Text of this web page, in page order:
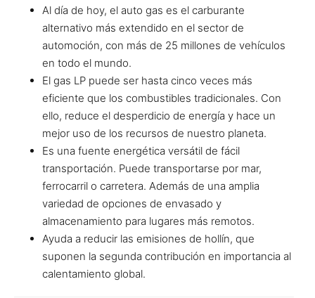
Al día de hoy, el auto gas es el carburante
alternativo más extendido en el sector de
automoción, con más de 25 millones de vehículos
en todo el mundo.
El gas LP puede ser hasta cinco veces más
eficiente que los combustibles tradicionales. Con
ello, reduce el desperdicio de energía y hace un
mejor uso de los recursos de nuestro planeta.
Es una fuente energética versátil de fácil
transportación. Puede transportarse por mar,
ferrocarril o carretera. Además de una amplia
variedad de opciones de envasado y
almacenamiento para lugares más remotos.
Ayuda a reducir las emisiones de hollín, que
suponen la segunda contribución en importancia al
calentamiento global.